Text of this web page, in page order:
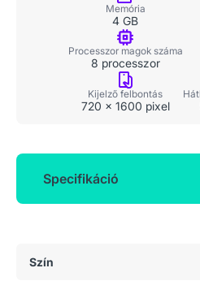
Memória
4 GB
Processzor magok száma
8 processzor
Kijelző felbontás
720 x 1600 pixel
Specifikáció
Szín